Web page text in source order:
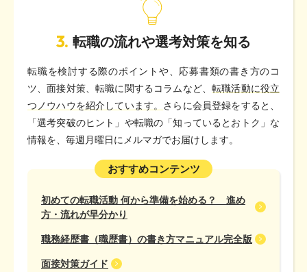
3. 転職の流れや選考対策を知る
転職を検討する際のポイントや、応募書類の書き方のコ
ツ、面接対策、転職に関するコラムなど、転職活動に役立
つノウハウを紹介しています。 さらに会員登録をすると、
「選考突破のヒント」や転職の「知っているとおトク」な
情報を、毎週月曜日にメルマガでお届けします。
おすすめコンテンツ
初めての転職活動 何から準備を始める？ 進め
方・流れが早分かり
職務経歴書（職歴書）の書き方マニュアル完全版
面接対策ガイド